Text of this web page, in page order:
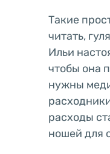
Такие
читать,
Ильи
чтобы она
нужны
расходы
ношей для